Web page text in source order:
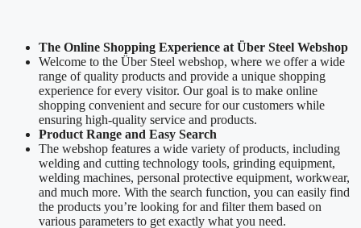
The Online Shopping Experience at Über Steel Webshop
Welcome to the Über Steel webshop, where we offer a wide
range of quality products and provide a unique shopping
experience for every visitor. Our goal is to make online
shopping convenient and secure for our customers while
ensuring high-quality service and products.
Product Range and Easy Search
The webshop features a wide variety of products, including
welding and cutting technology tools, grinding equipment,
welding machines, personal protective equipment, workwear,
and much more. With the search function, you can easily find
the products you’re looking for and filter them based on
various parameters to get exactly what you need.